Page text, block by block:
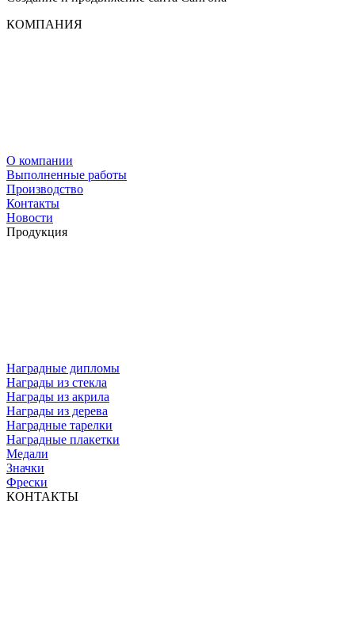
КОМПАНИЯ
О компании
Выполненные работы
Производство
Контакты
Новости
Продукция
Наградные дипломы
Награды из стекла
Награды из акрила
Награды из дерева
Наградные тарелки
Наградные плакетки
Медали
Значки
Фрески
КОНТАКТЫ